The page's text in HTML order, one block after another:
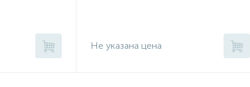
Не указана цена